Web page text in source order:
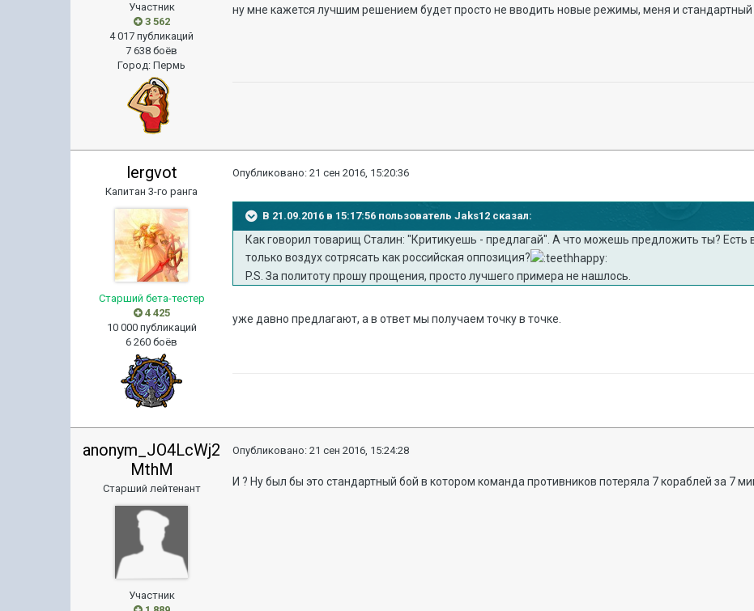
Участник
3 562
4 017 публикаций
7 638 боёв
Город:Пермь
ну мне кажется лучшим решением будет просто не вводить новые режимы, меня и стандартный
lergvot
Капитан 3-го ранга
Старший бета-тестер
4 425
10 000 публикаций
6 260 боёв
Опубликовано:21 сен 2016, 15:20:36
В 21.09.2016 в 15:17:56 пользователь Jaks12 сказал:
Как говорил товарищ Сталин: "Критикуешь - предлагай". А что можешь предложить ты?
только воздух сотрясать как российская оппозиция?
P.S. За политоту прошу прощения, просто лучшего примера не нашлось.
уже давно предлагают, а в ответ мы получаем точку в точке.
anonym_JO4LcWj2
MthM
Старший лейтенант
Участник
Опубликовано:21 сен 2016, 15:24:28
И ? Ну был бы это стандартный бой в котором команда противников потеряла 7 кораблей за 7